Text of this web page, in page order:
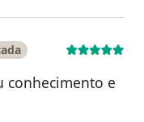
conhecimento e